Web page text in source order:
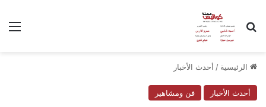
بحث عن
الرئيسية / أحدث الأخبار
أحدث الأخبار فن ومشاهير